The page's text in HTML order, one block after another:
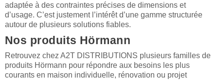
adaptée à des contraintes précises de dimensions et
d’usage. C’est justement l’intérêt d’une gamme structurée
autour de plusieurs solutions fiables.
Nos produits Hörmann
Retrouvez chez A2T DISTRIBUTIONS plusieurs familles de
produits Hörmann pour répondre aux besoins les plus
courants en maison individuelle, rénovation ou projet